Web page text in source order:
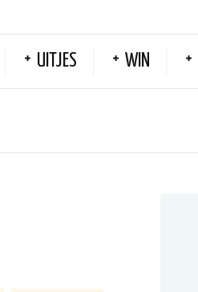
UITJES WIN